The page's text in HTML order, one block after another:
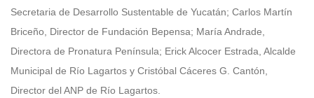
Secretaria de Desarrollo Sustentable de Yucatán; Carlos Martín
Briceño, Director de Fundación Bepensa; María Andrade,
Directora de Pronatura Península; Erick Alcocer Estrada, Alcalde
Municipal de Río Lagartos y Cristóbal Cáceres G. Cantón,
Director del ANP de Río Lagartos.